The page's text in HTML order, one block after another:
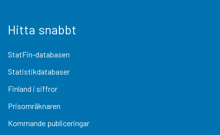
Hitta snabbt
StatFin-databasen
Statistikdatabaser
Finland i siffror
Prisomräknaren
Kommande publiceringar